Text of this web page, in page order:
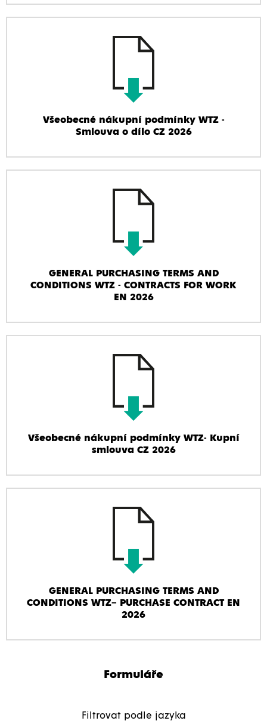
Všeobecné nákupní podmínky WTZ -
Smlouva o dílo CZ 2026
GENERAL PURCHASING TERMS AND
CONDITIONS WTZ - CONTRACTS FOR WORK
EN 2026
Všeobecné nákupní podmínky WTZ- Kupní
smlouva CZ 2026
GENERAL PURCHASING TERMS AND
CONDITIONS WTZ– PURCHASE CONTRACT EN
2026
Formuláře
Filtrovat podle jazyka